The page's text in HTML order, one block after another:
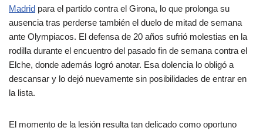
Madrid para el partido contra el Girona, lo que prolonga su
ausencia tras perderse también el duelo de mitad de semana
ante Olympiacos. El defensa de 20 años sufrió molestias en la
rodilla durante el encuentro del pasado fin de semana contra el
Elche, donde además logró anotar. Esa dolencia lo obligó a
descansar y lo dejó nuevamente sin posibilidades de entrar en
la lista.
El momento de la lesión resulta tan delicado como oportuno